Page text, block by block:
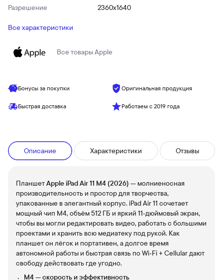
Разрешение
2360x1640
Все характеристики
Все товарыApple
Бонусы за покупки Оригинальная продукция
Быстрая доставка Работаем с 2019 года
Описание Характеристики Отзывы
ПланшетApple iPad Air 11 M4 (2026) — молниеносная
производительность и простор для творчества,
упакованные в элегантный корпус. iPad Air 11 сочетает
мощный чип M4, объём 512 ГБ и яркий 11‑дюймовый экран,
чтобы вы могли редактировать видео, работать с большими
проектами и хранить всю медиатеку под рукой. Как
планшет он лёгок и портативен, а долгое время
автономной работы и быстрая связь по Wi‑Fi + Cellular дают
свободу действовать где угодно.
M4 — скорость и эффективность